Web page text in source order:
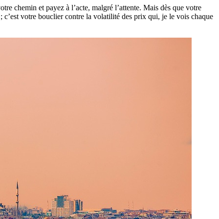
chemin et payez à l’acte, malgré l’attente. Mais dès que votre
c’est votre bouclier contre la volatilité des prix qui, je le vois chaque